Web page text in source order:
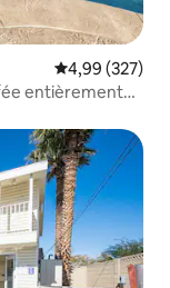
Évaluation
4,99 (327)
entièrement